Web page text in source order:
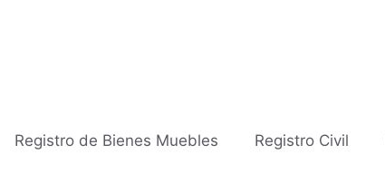
Registro de Bienes Muebles Registro Civil